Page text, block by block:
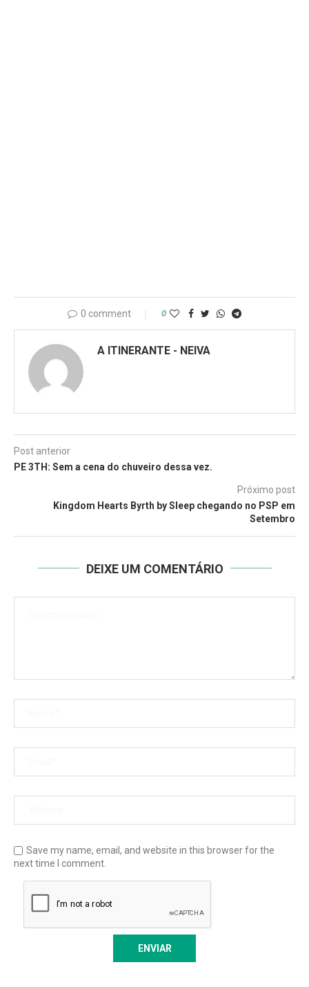
0 comment 0
A ITINERANTE - NEIVA
Post anterior
PE 3TH: Sem a cena do chuveiro dessa vez.
Próximo post
Kingdom Hearts Byrth by Sleep chegando no PSP em
Setembro
DEIXE UM COMENTÁRIO
Save my name, email, and website in this browser for the
next time I comment.